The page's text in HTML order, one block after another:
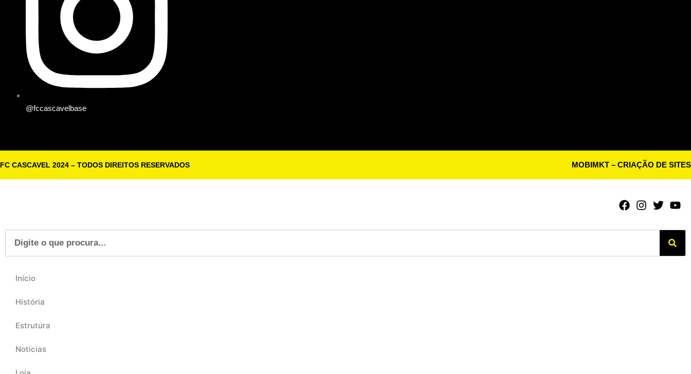
@fccascavelbase
FC CASCAVEL 2024 – TODOS DIREITOS RESERVADOS MOBIMKT – CRIAÇÃO DE SITES
Início
História
Estrutura
Notícias